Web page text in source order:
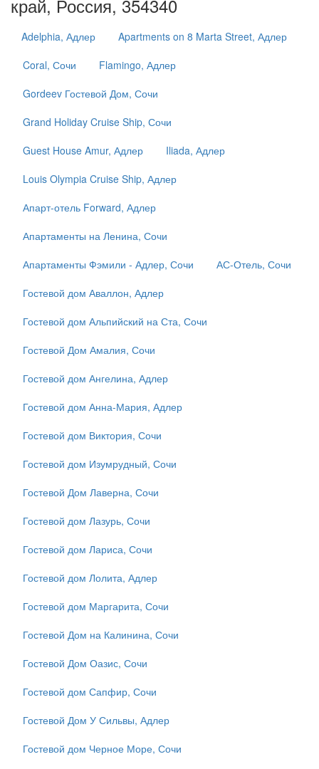
край, Россия, 354340
Adelphia, Адлер
Apartments on 8 Marta Street, Адлер
Coral, Сочи
Flamingo, Адлер
Gordeev Гостевой Дом, Сочи
Grand Holiday Cruise Ship, Сочи
Guest House Amur, Адлер
Iliada, Адлер
Louis Olympia Cruise Ship, Адлер
Апарт-отель Forward, Адлер
Апартаменты на Ленина, Сочи
Апартаменты Фэмили - Адлер, Сочи
АС-Отель, Сочи
Гостевой дом Аваллон, Адлер
Гостевой дом Альпийский на Ста, Сочи
Гостевой Дом Амалия, Сочи
Гостевой дом Ангелина, Адлер
Гостевой дом Анна-Мария, Адлер
Гостевой дом Виктория, Сочи
Гостевой дом Изумрудный, Сочи
Гостевой Дом Лаверна, Сочи
Гостевой дом Лазурь, Сочи
Гостевой дом Лариса, Сочи
Гостевой дом Лолита, Адлер
Гостевой дом Маргарита, Сочи
Гостевой Дом на Калинина, Сочи
Гостевой Дом Оазис, Сочи
Гостевой дом Сапфир, Сочи
Гостевой Дом У Сильвы, Адлер
Гостевой дом Черное Море, Сочи